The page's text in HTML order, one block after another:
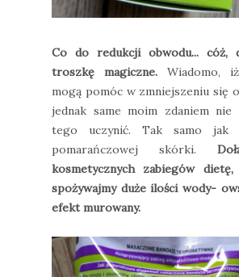
Co do redukcji obwodu... cóż,
troszkę magiczne.Wiadomo,
mogą pomóc w zmniejszeniu się
jednak same moim zdaniem
tego uczynić. Tak samo jak
pomarańczowej skórki.
kosmetycznych zabiegów
spożywajmy duże ilości wody-
efekt murowany.